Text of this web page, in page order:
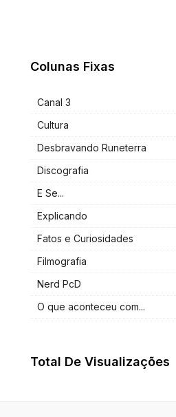
Colunas Fixas
Canal 3
Cultura
Desbravando Runeterra
Discografia
E Se...
Explicando
Fatos e Curiosidades
Filmografia
Nerd PcD
O que aconteceu com...
Total De Visualizações